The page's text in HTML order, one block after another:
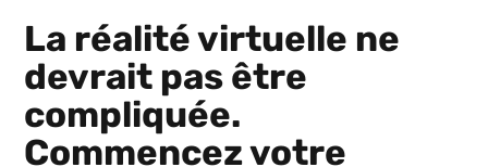
La réalité virtuelle ne
devrait pas être
compliquée.
Commencez votre